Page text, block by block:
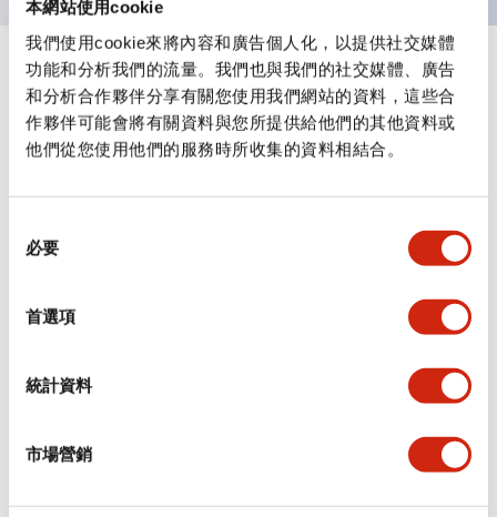
本網站使用cookie
我們使用cookie來將內容和廣告個人化，以提供社交媒體
功能和分析我們的流量。我們也與我們的社交媒體、廣告
和分析合作夥伴分享有關您使用我們網站的資料，這些合
作夥伴可能會將有關資料與您所提供給他們的其他資料或
他們從您使用他們的服務時所收集的資料相結合。
必要
首選項
統計資料
市場營銷
規格 顯示全部
審美規範
環境規範
功能規格